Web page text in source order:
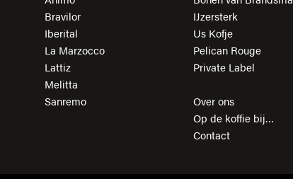
Bravilor
Iberital
La Marzocco
Lattiz
Melitta
Sanremo
IJzersterk
Us Kofje
Pelican Rouge
Private Label
Over ons
Op de koffie bij…
Contact